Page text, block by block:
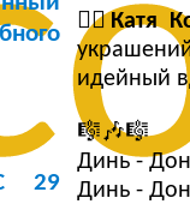
29
🧝‍♀️ Катя
идейный
🎼🎶🎼
Динь -
Динь -